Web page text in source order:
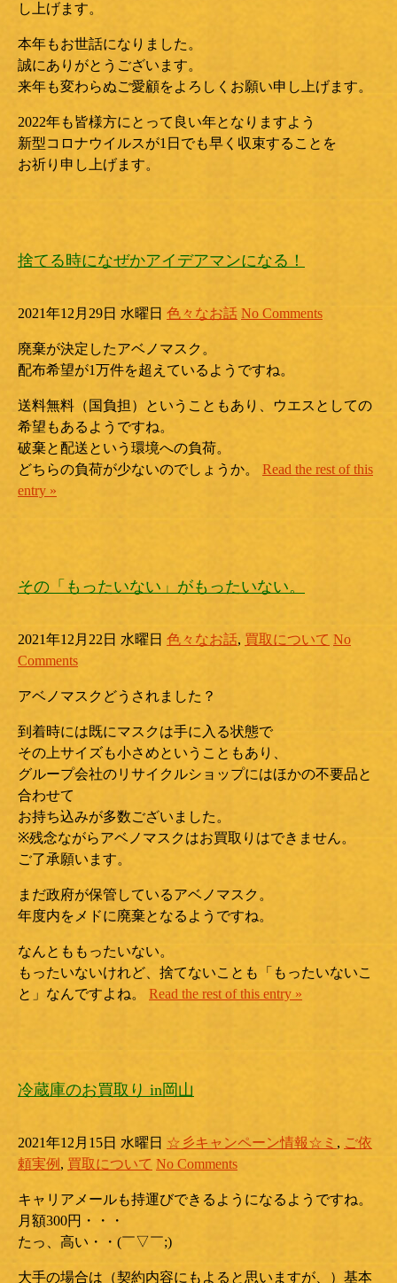
し上げます。
本年もお世話になりました。
誠にありがとうございます。
来年も変わらぬご愛顧をよろしくお願い申し上げます。
2022年も皆様方にとって良い年となりますよう
新型コロナウイルスが1日でも早く収束することを
お祈り申し上げます。
捨てる時になぜかアイデアマンになる！
2021年12月29日 水曜日 色々なお話 No Comments
廃棄が決定したアベノマスク。
配布希望が1万件を超えているようですね。
送料無料（国負担）ということもあり、ウエスとしての
希望もあるようですね。
破棄と配送という環境への負荷。
どちらの負荷が少ないのでしょうか。 Read the rest of this
entry »
その「もったいない」がもったいない。
2021年12月22日 水曜日 色々なお話, 買取について No
Comments
アベノマスクどうされました？
到着時には既にマスクは手に入る状態で
その上サイズも小さめということもあり、
グループ会社のリサイクルショップにはほかの不要品と
合わせて
お持ち込みが多数ございました。
※残念ながらアベノマスクはお買取りはできません。
ご了承願います。
まだ政府が保管しているアベノマスク。
年度内をメドに廃棄となるようですね。
なんとももったいない。
もったいないけれど、捨てないことも「もったいないこ
と」なんですよね。 Read the rest of this entry »
冷蔵庫のお買取り in岡山
2021年12月15日 水曜日 ☆彡キャンペーン情報☆ミ , ご依
頼実例 , 買取について No Comments
キャリアメールも持運びできるようになるようですね。
月額300円・・・
たっ、高い・・(￣▽￣;)
大手の場合は（契約内容にもよると思いますが、）基本